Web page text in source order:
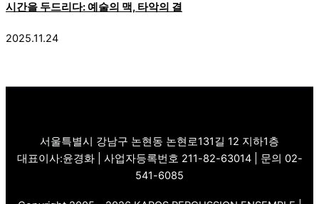
시간을 두드리다: 예술의 맥, 타악의 결
2025.11.24
서울특별시 강남구 논현동 논현로131길 12 지하1층
대표이사:윤경화 | 사업자등록번호 211-82-63014 | 문의 02-
541-6085